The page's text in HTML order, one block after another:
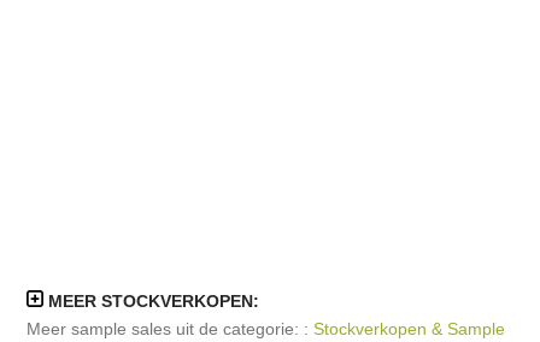
MEER STOCKVERKOPEN:
Meer sample sales uit de categorie: :Stockverkopen & Sample